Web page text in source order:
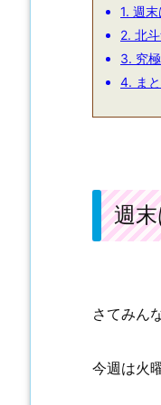
1. 週
2. 北
3. 究
4. ま
週
さてみん
今週は火